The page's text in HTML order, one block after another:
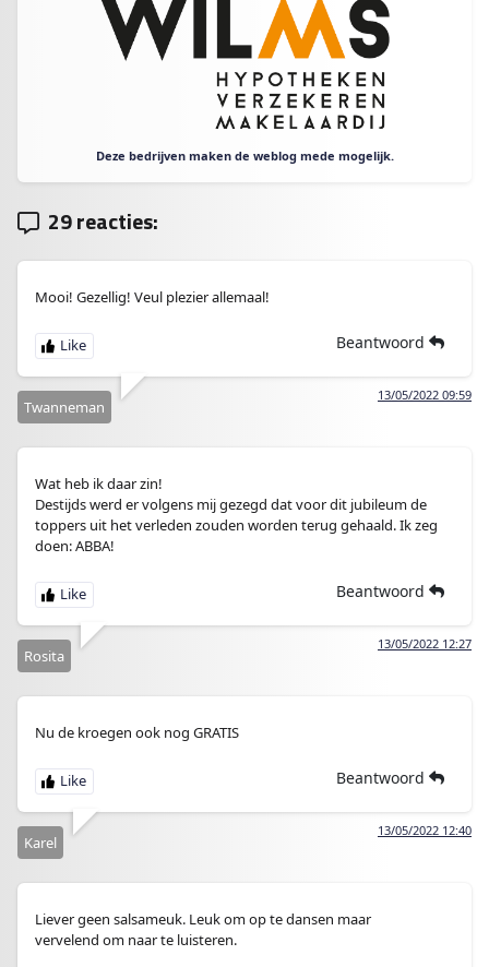
Deze bedrijven maken de weblog mede mogelijk.
29 reacties:
Mooi! Gezellig! Veul plezier allemaal!
Beantwoord
13/05/2022 09:59
Twanneman
Wat heb ik daar zin!
Destijds werd er volgens mij gezegd dat voor dit jubileum de
toppers uit het verleden zouden worden terug gehaald. Ik zeg
doen: ABBA!
Beantwoord
13/05/2022 12:27
Rosita
Nu de kroegen ook nog GRATIS
Beantwoord
13/05/2022 12:40
Karel
Liever geen salsameuk. Leuk om op te dansen maar
vervelend om naar te luisteren.